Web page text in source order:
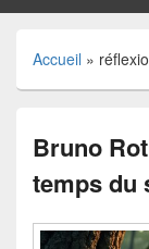
Accueil »
Bruno
temps du